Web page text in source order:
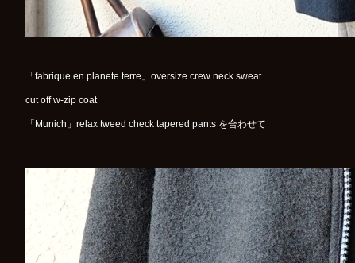
「fabrique en planete terre」oversize crew neck sweat
cut off w-zip coat
「Munich」relax tweed check tapered pants を合わせて